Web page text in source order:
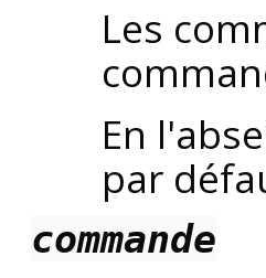
Les
En
par
commande